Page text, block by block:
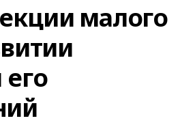
малого
его